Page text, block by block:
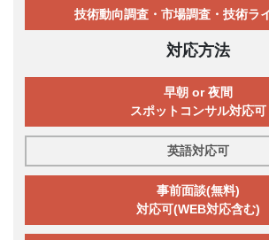
技術動向調査・市場調査・技術ラ
対応方法
早朝 or 夜間
スポットコンサル対応可
英語対応可
事前面談(無料)
対応可(WEB対応含む)